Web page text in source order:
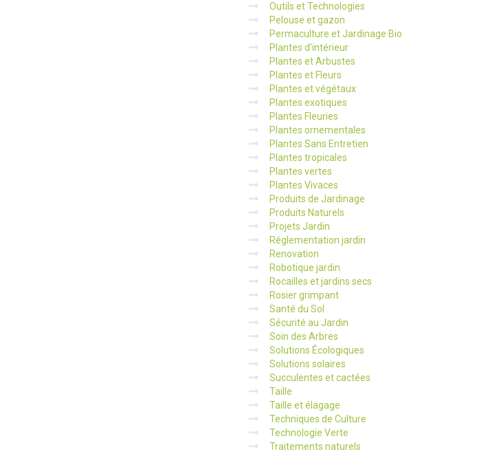
Outils et Technologies
Pelouse et gazon
Permaculture et Jardinage Bio
Plantes d'intérieur
Plantes et Arbustes
Plantes et Fleurs
Plantes et végétaux
Plantes exotiques
Plantes Fleuries
Plantes ornementales
Plantes Sans Entretien
Plantes tropicales
Plantes vertes
Plantes Vivaces
Produits de Jardinage
Produits Naturels
Projets Jardin
Réglementation jardin
Renovation
Robotique jardin
Rocailles et jardins secs
Rosier grimpant
Santé du Sol
Sécurité au Jardin
Soin des Arbres
Solutions Écologiques
Solutions solaires
Succulentes et cactées
Taille
Taille et élagage
Techniques de Culture
Technologie Verte
Traitements naturels